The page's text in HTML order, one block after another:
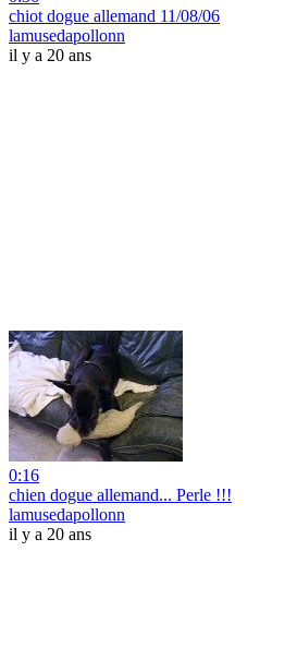
chiot dogue allemand 11/08/06
lamusedapollonn
il y a 20 ans
0:16
chien dogue allemand... Perle !!!
lamusedapollonn
il y a 20 ans